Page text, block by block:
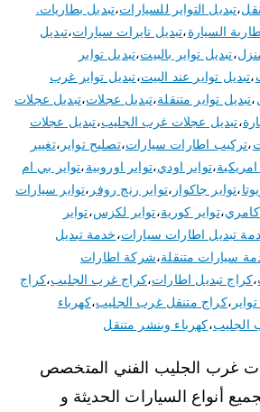
،تبديل التواير للسيارات،تبديل بطاريات.
السيارة،تبديل تايرات سيارات،تبديل
،تبديل تواير بالبيت،تبديل تواير
،تبديل تواير عند البيت،تبديل تواير غرب
،تبديل تواير متنقلة،تبديل عجلات،تبديل عجلات
،تبديل عجلات غرب الجليب،تبديل عجلات
،تركيب اطارات سيارات،تصليح تواير ،تغيير
امريكية،تواير اودي،تواير اوروبية،تواير بي ام
،تواير جاكوار ،تواير رنج روفر ،تواير سيارات
كامري،تواير كورية،تواير لكزس،تواير
تبديل اطارات سيارات،خدمة تبديل
سيارات متنقلة،شركة اطارات
،كراج تبديل اطارات،كراج غرب الجليب،كراج
،كراج متنقل غرب الجليب،كهرباء
الجليب،كهرباء وبنشر متنقل
غرب الجليب الفني المتخصص
أنواع السيارات الحديثة و